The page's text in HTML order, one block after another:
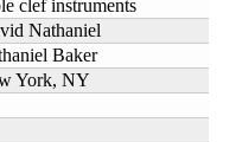
clef instruments
Nathaniel
Baker
York, NY